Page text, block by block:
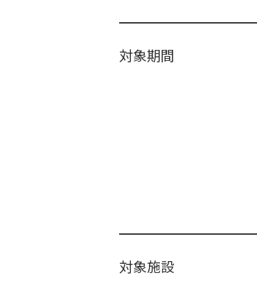
対象期間
対象施設